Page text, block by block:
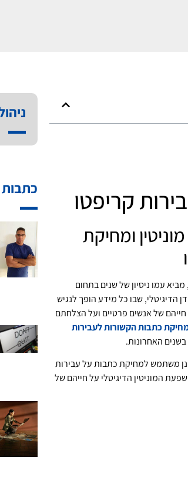
קריפטו
ומחיקת
עמו ניסיון של שנים בתחום
הדיגיטלי, שבו כל מידע הופך לנגיש
חייהם של אנשים פרטיים ועל הצלחתם
כתבות הקשורות לעבירות
האחרונות.
משתמש למחיקת כתבות על עבירות
המוניטין הדיגיטלי על חייהם של